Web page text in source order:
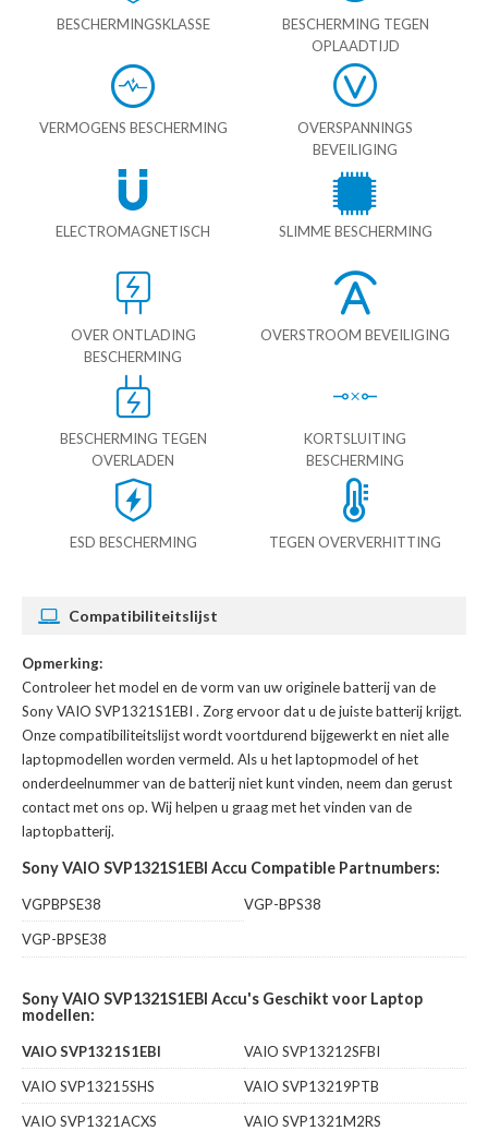
BESCHERMINGSKLASSE
BESCHERMING TEGEN
OPLAADTIJD
VERMOGENS BESCHERMING
OVERSPANNINGS
BEVEILIGING
ELECTROMAGNETISCH SLIMME BESCHERMING
OVER ONTLADING
BESCHERMING
OVERSTROOM BEVEILIGING
BESCHERMING TEGEN
OVERLADEN
KORTSLUITING
BESCHERMING
ESD BESCHERMING TEGEN OVERVERHITTING
Compatibiliteitslijst
Opmerking:
Controleer het model en de vorm van uw originele batterij van de
Sony VAIO SVP1321S1EBI . Zorg ervoor dat u de juiste batterij krijgt.
Onze compatibiliteitslijst wordt voortdurend bijgewerkt en niet alle
laptopmodellen worden vermeld. Als u het laptopmodel of het
onderdeelnummer van de batterij niet kunt vinden, neem dan gerust
contact met ons op. Wij helpen u graag met het vinden van de
laptopbatterij.
Sony VAIO SVP1321S1EBI Accu Compatible Partnumbers:
VGPBPSE38
VGP-BPS38
VGP-BPSE38
Sony VAIO SVP1321S1EBI Accu's Geschikt voor Laptop
modellen:
VAIO SVP1321S1EBI
VAIO SVP13212SFBI
VAIO SVP13215SHS
VAIO SVP13219PTB
VAIO SVP1321ACXS
VAIO SVP1321M2RS